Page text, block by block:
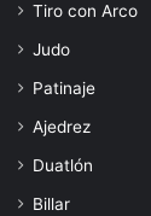
Tiro con Arco
Judo
Patinaje
Ajedrez
Duatlón
Billar